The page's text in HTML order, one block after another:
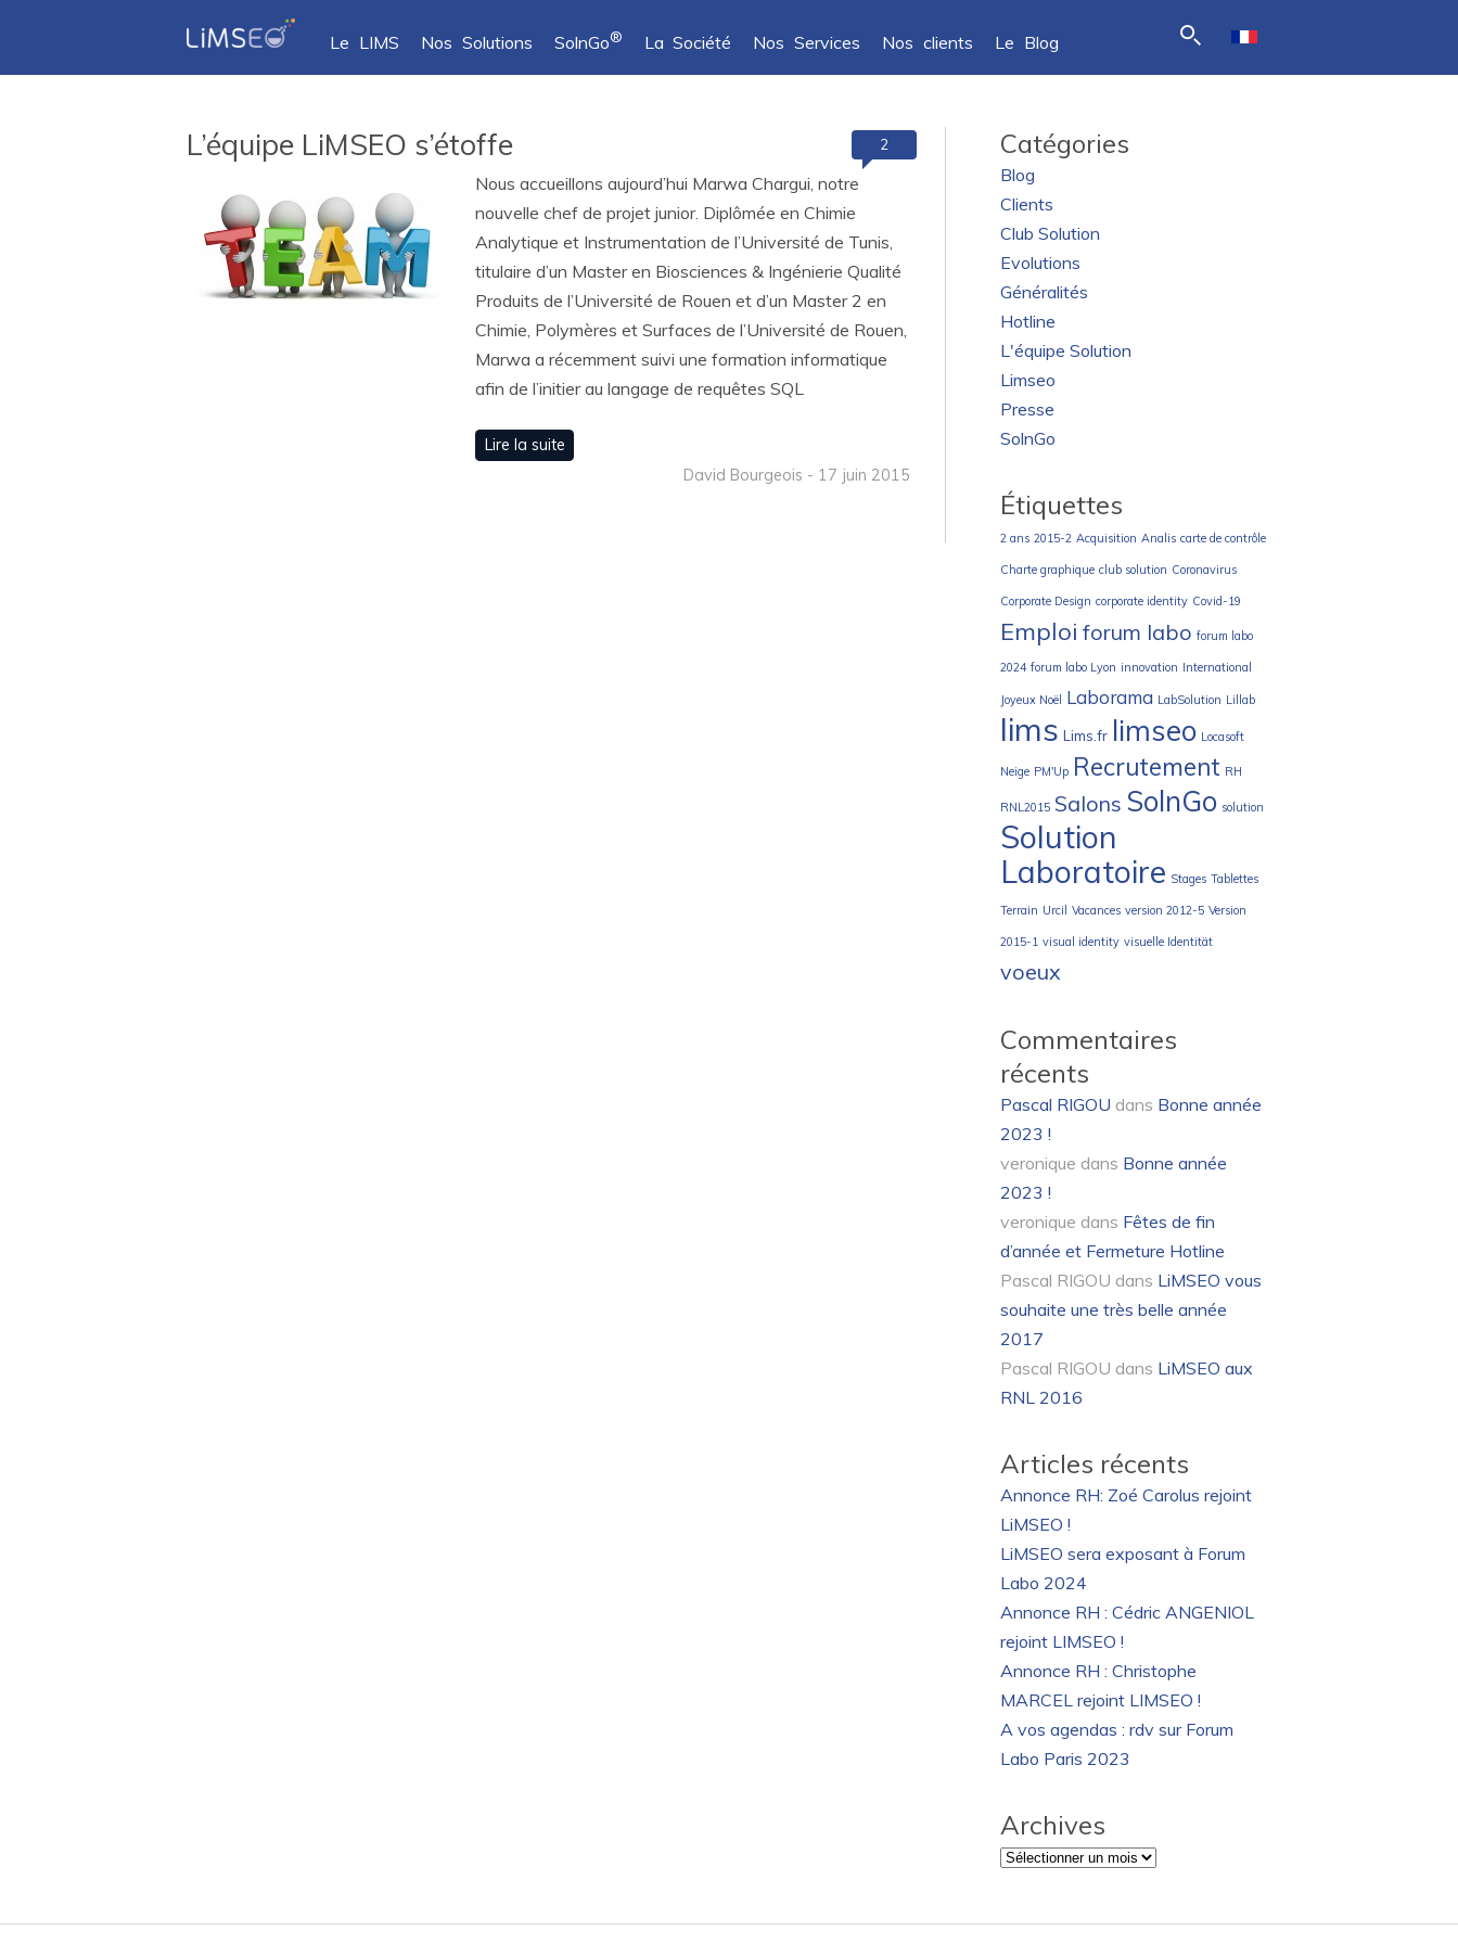
Le LIMS Nos Solutions SolnGo® La Société Nos Services Nos clients Le Blog
L’équipe LiMSEO s’étoffe
Nous accueillons aujourd’hui Marwa Chargui, notre
nouvelle chef de projet junior. Diplômée en Chimie
Analytique et Instrumentation de l’Université de Tunis,
titulaire d’un Master en Biosciences & Ingénierie Qualité
Produits de l’Université de Rouen et d’un Master 2 en
Chimie, Polymères et Surfaces de l’Université de Rouen,
Marwa a récemment suivi une formation informatique
afin de l’initier au langage de requêtes SQL
Lire la suite
David Bourgeois - 17 juin 2015
2 Catégories
Blog
Clients
Club Solution
Evolutions
Généralités
Hotline
L'équipe Solution
Limseo
Presse
SolnGo
Étiquettes
2 ans 2015-2 Acquisition Analis carte de contrôle
Charte graphique club solution Coronavirus
Corporate Design corporate identity Covid-19
Emploi forum labo forum labo
2024 forum labo Lyon innovation International
Joyeux Noël Laborama LabSolution Lillab
lims Lims.fr limseo Locasoft
Neige PM'Up Recrutement RH
RNL2015 Salons SolnGo solution
Solution
Laboratoire Stages Tablettes
Terrain Urcil Vacances version 2012-5 Version
2015-1 visual identity visuelle Identität
voeux
Commentaires
récents
Pascal RIGOU dans Bonne année
2023 !
veronique dans Bonne année
2023 !
veronique dans Fêtes de fin
d’année et Fermeture Hotline
Pascal RIGOU dans LiMSEO vous
souhaite une très belle année
2017
Pascal RIGOU dans LiMSEO aux
RNL 2016
Articles récents
Annonce RH: Zoé Carolus rejoint
LiMSEO !
LiMSEO sera exposant à Forum
Labo 2024
Annonce RH : Cédric ANGENIOL
rejoint LIMSEO !
Annonce RH : Christophe
MARCEL rejoint LIMSEO !
A vos agendas : rdv sur Forum
Labo Paris 2023
Archives